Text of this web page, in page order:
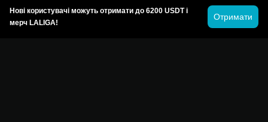
Нові користувачі можуть отримати до 6200 USDT і
мерч LALIGA!
Отримати